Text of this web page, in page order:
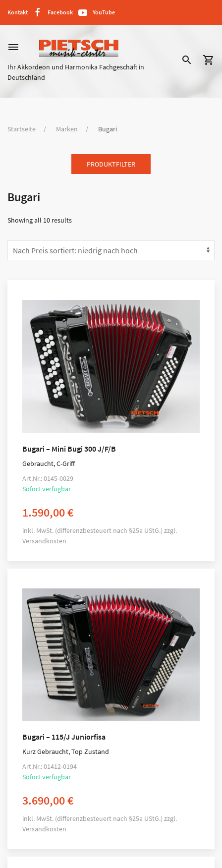
Kontakt Facebook YouTube
dehaze
Ihr Akkordeon und Harmonika Fachgeschäft in
Deutschland
search shopping_cart
Startseite Marken Bugari
PRODUKTFILTER
Bugari
Showing all 10 results
Bugari – Mini Bugi 300 J/F/B
Gebraucht, C-Griff
Art.Nr.: 0145-0029
Sofort verfügbar
1.590,00€
inkl. MwSt. (differenzbesteuert nach §25a UStG.) zzgl.
Versandkosten
Bugari – 115/J Juniorfisa
Kurz Gebraucht, Top Zustand
Art.Nr.: 01412-0194
Sofort verfügbar
3.690,00€
inkl. MwSt. (differenzbesteuert nach §25a UStG.) zzgl.
Versandkosten